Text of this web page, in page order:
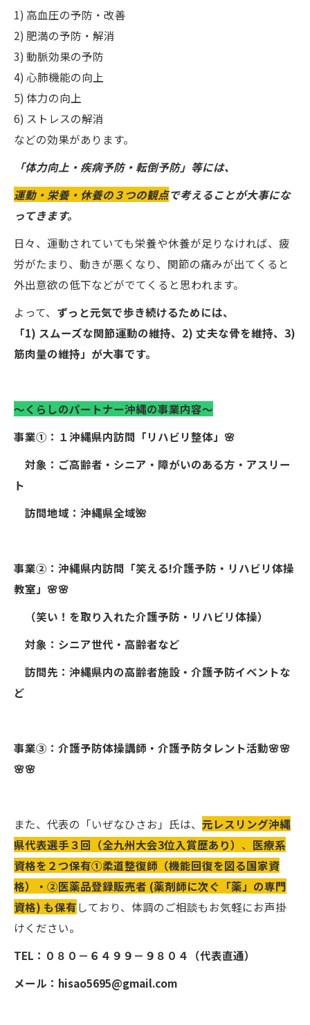
1) 高血圧の予防・改善
2) 肥満の予防・解消
3) 動脈効果の予防
4) 心肺機能の向上
5) 体力の向上
6) ストレスの解消
などの効果があります。
「体力向上・疾病予防・転倒予防」等には、
運動・栄養・休養の３つの観点で考えることが大事にな
ってきます。
日々、運動されていても栄養や休養が足りなければ、疲
労がたまり、動きが悪くなり、関節の痛みが出てくると
外出意欲の低下などがでてくると思われます。
よって、 ずっと元気で歩き続けるためには、
「1) スムーズな関節運動の維持、2) 丈夫な骨を維持、3)
筋肉量の維持」が大事です。
～くらしのパートナー沖縄の事業内容～
事業①：１沖縄県内訪問「リハビリ整体」🌸
対象：ご高齢者・シニア・障がいのある方・アスリー
ト
訪問地域：沖縄県全域🌺
事業②：沖縄県内訪問 「笑える!介護予防・リハビリ体操
教室」🌸🌸
（笑い！を取り入れた介護予防・リハビリ体操）
対象：シニア世代・高齢者など
訪問先：沖縄県内の高齢者施設・介護予防イベントな
ど
事業③：介護予防体操講師・介護予防タレント活動🌸🌸
🌸🌸
また、代表の「いぜなひさお」氏は、 元レスリング沖縄
県代表選手３回（全九州大会3位入賞歴あり） 、 医療系
資格を２つ保有①柔道整復師（機能回復を図る国家資
格）・②医薬品登録販売者 (薬剤師に次ぐ「薬」の専門
資格) も保有しており、体調のご相談もお気軽にお声掛
けください。
TEL：０８０－６４９９－９８０４（代表直通）
メール：hisao5695@gmail.com